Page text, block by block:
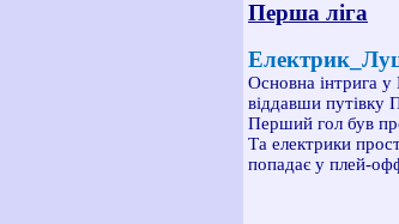
Перша ліга
Основна інтрига
віддавши путівку
Перший гол був
Та електрики
попадає у плей-